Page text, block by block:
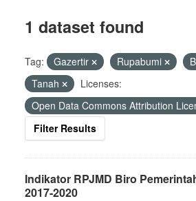
1 dataset found
Tag: Gazertir Rupabumi
Tanah
Licenses:
Open Data Commons Attribution
Filter Results
Indikator RPJMD Biro
2017-2020